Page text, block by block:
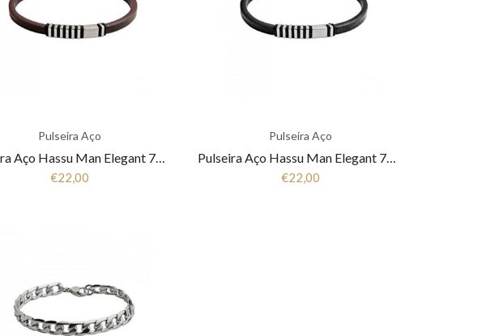
Pulseira Aço
Pulseira Aço Hassu Man Elegant 7HSS510326B
€22,00
Pulseira Aço
Pulseira Aço Hassu Man Elegant 7HSS510326A
€22,00